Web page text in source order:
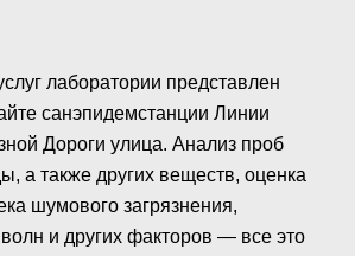
лаборатории представлен
санэпидемстанции Линии
Дороги улица. Анализ проб
а также других веществ, оценка
шумового загрязнения,
и других факторов — все это